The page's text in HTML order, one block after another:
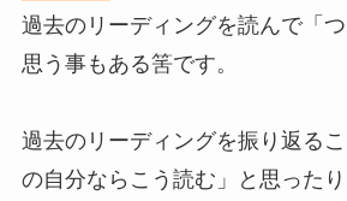
過去のリーディングを読んで「
思う事もある筈です。
過去のリーディングを振り返る
の自分ならこう読む」と思った